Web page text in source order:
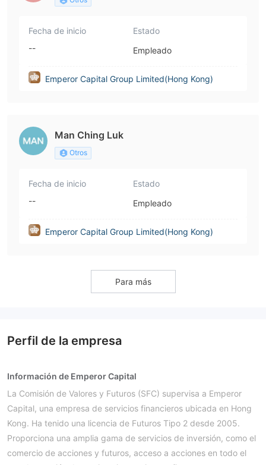
Fecha de inicio
--
Estado
Empleado
Emperor Capital Group Limited(Hong Kong)
Man Ching Luk
Otros
Fecha de inicio
--
Estado
Empleado
Emperor Capital Group Limited(Hong Kong)
Para más
Perfil de la empresa
Información de Emperor Capital
La Comisión de Valores y Futuros (SFC) supervisa a Emperor
Capital, una empresa de servicios financieros ubicada en Hong
Kong. Ha tenido una licencia de Futuros Tipo 2 desde 2005.
Proporciona una amplia gama de servicios de inversión, como el
comercio de acciones y futuros, acceso a acciones en todo el